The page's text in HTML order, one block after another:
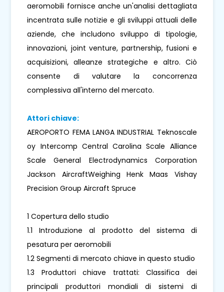
aeromobili fornisce anche un'analisi dettagliata
incentrata sulle notizie e gli sviluppi attuali delle
aziende, che includono sviluppo di tipologie,
innovazioni, joint venture, partnership, fusioni e
acquisizioni, alleanze strategiche e altro. Ciò
consente di valutare la concorrenza
complessiva all'interno del mercato.
Attori chiave:
AEROPORTO FEMA LANGA INDUSTRIAL Teknoscale
oy Intercomp Central Carolina Scale Alliance
Scale General Electrodynamics Corporation
Jackson AircraftWeighing Henk Maas Vishay
Precision Group Aircraft Spruce
1 Copertura dello studio
1.1 Introduzione al prodotto del sistema di
pesatura per aeromobili
1.2 Segmenti di mercato chiave in questo studio
1.3 Produttori chiave trattati: Classifica dei
principali produttori mondiali di sistemi di